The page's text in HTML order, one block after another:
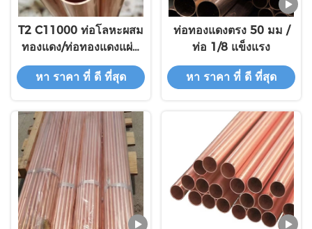
T2 C11000 ท่อโลหะผสม
ทองแดง/ท่อทองแดงแผ่น
ท่อทองแดง
หา ราคา ที่ ดี ที่สุด
ท่อทองแดงตรง 50 มม /
ท่อ 1/8 แข็งแรง
หา ราคา ที่ ดี ที่สุด